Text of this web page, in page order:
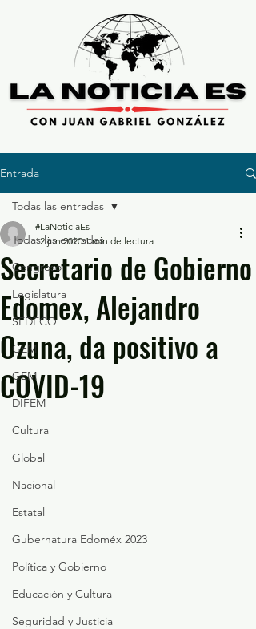
Entrada
Todas las entradas
Congreso
Legislatura
SEDECO
GEM
GEM
DIFEM
Cultura
Global
Nacional
Estatal
Gubernatura Edoméx 2023
Política y Gobierno
Educación y Cultura
Seguridad y Justicia
Todas las entradas
Secretario de Gobierno
Edomex, Alejandro
Ozuna, da positivo a
COVID-19
#LaNoticiaEs
12 jun 2020 1 min de lectura